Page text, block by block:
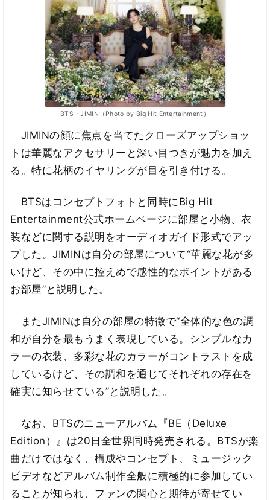
BTS・JIMIN（Photo by Big Hit Entertainment）
JIMINの顔に焦点を当てたクローズアップショッ
トは華麗なアクセサリーと深い目つきが魅力を加え
る。特に花柄のイヤリングが目を引き付ける。
BTSはコンセプトフォトと同時にBig Hit
Entertainment公式ホームページに部屋と小物、衣
装などに関する説明をオーディオガイド形式でアッ
プした。JIMINは自分の部屋について“華麗な花が多
いけど、その中に控えめで感性的なポイントがある
お部屋”と説明した。
またJIMINは自分の部屋の特徴で“全体的な色の調
和が自分を最もうまく表現している。シンプルなカ
ラーの衣装、多彩な花のカラーがコントラストを成
しているけど、その調和を通じてそれぞれの存在を
確実に知らせている”と説明した。
なお、BTSのニューアルバム『BE（Deluxe
Edition）』は20日全世界同時発売される。BTSが楽
曲だけではなく、構成やコンセプト、ミュージック
ビデオなどアルバム制作全般に積極的に参加してい
ることが知られ、ファンの関心と期待が寄せてい